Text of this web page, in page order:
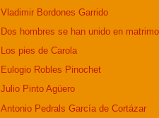
Vladimir Bordones Garrido
Dos hombres se han unido en
Los pies de Carola
Eulogio Robles Pinochet
Julio Pinto Agüero
Antonio Pedrals García de Cortázar